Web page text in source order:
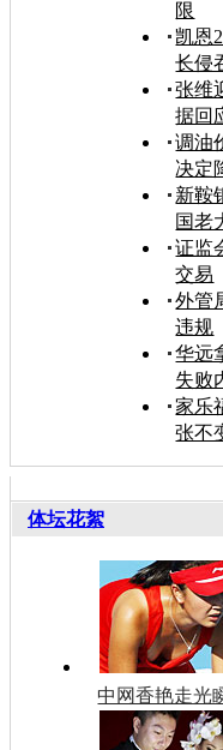
限
凯恩
长侵
张维
据回
调油
决定
新鞍
国老
证监
交易
外管
违规
华远
失败
家乐
张不
体坛花絮
中网香艳走光